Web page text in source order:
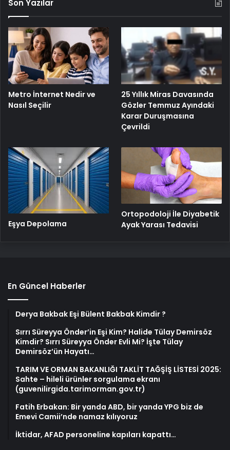
Son Yazılar
Metro İnternet Nedir ve
Nasıl Seçilir
25 Yıllık Miras Davasında
Gözler Temmuz Ayındaki
Karar Duruşmasına
Çevrildi
Eşya Depolama
Ortopodoloji İle Diyabetik
Ayak Yarası Tedavisi
En Güncel Haberler
Derya Bakbak Eşi Bülent Bakbak Kimdir ?
Sırrı Süreyya Önder’in Eşi Kim? Halide Tülay Demirsöz
Kimdir? Sırrı Süreyya Önder Evli Mi? İşte Tülay
Demirsöz’ün Hayatı…
TARIM VE ORMAN BAKANLIĞI TAKLİT TAĞŞİŞ LİSTESİ 2025:
Sahte – hileli ürünler sorgulama ekranı
(guvenilirgida.tarimorman.gov.tr)
Fatih Erbakan: Bir yanda ABD, bir yanda YPG biz de
Emevi Camii’nde namaz kılıyoruz
İktidar, AFAD personeline kapıları kapattı…